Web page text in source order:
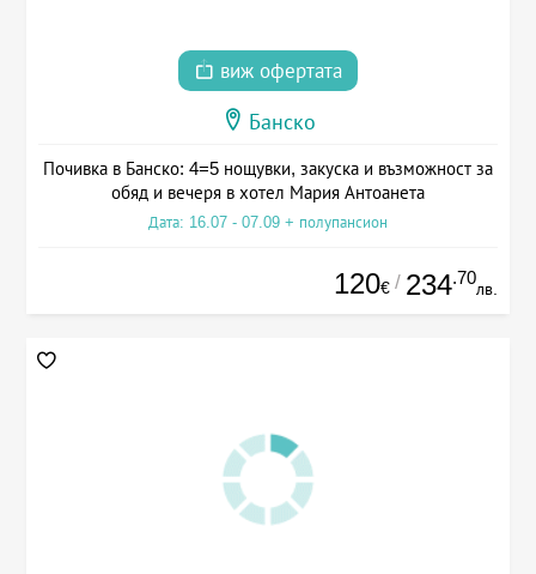
виж офертата
Банско
Почивка в Банско: 4=5 нощувки, закуска и възможност за
обяд и вечеря в хотел Мария Антоанета
Дата: 16.07 - 07.09 + полупансион
120€ / 234.70
лв.